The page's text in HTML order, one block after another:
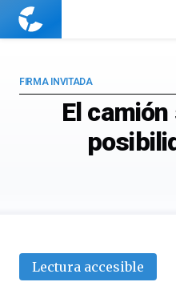
Cuaderno
El
FIRMA INVITADA
Lectura accesible